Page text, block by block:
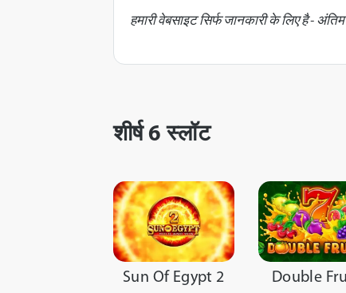
हमारी वेबसाइट सिर्फ जानकारी के लिए है -
शीर्ष 6 स्लॉट
Sun Of Egypt 2 Double